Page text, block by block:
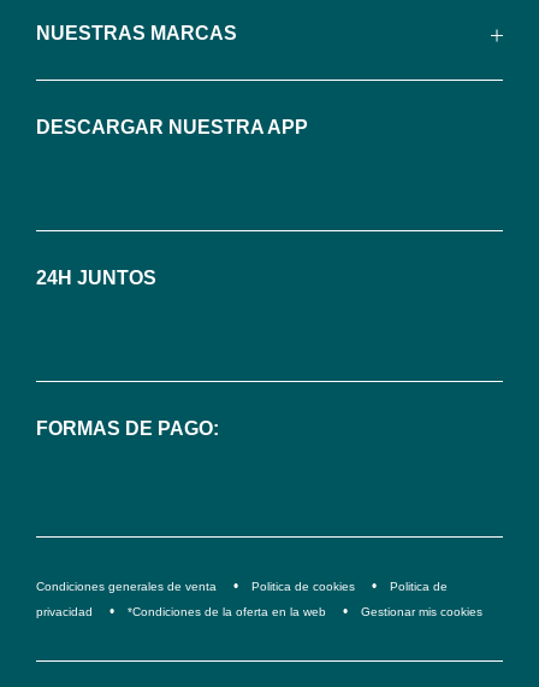
Puedes
de
cualquier
puedes
privacidad</2>.
NUESTRAS MARCAS
FORMAS DE PAGO:
24H JUNTOS
DESCARGAR NUESTRA APP
Condiciones generales de venta Politica de cookies
Politica de
privacidad
*Condiciones de la oferta en la web Gestionar mis cookies